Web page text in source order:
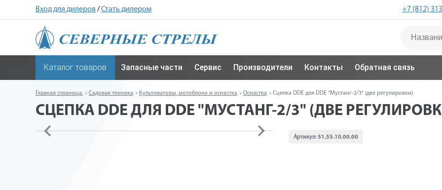
Вход для дилеров/Стать дилером +7 (812)
Каталог товаров Запасные части Сервис Производители Контакты Обратная связь
Главная страница. Садовая техника Культиваторы, мотоблоки и оснастка Оснастка Сцепка DDE для DDE "Мустанг-2/3" (две регулировки)
СЦЕПКА DDE ДЛЯ DDE "МУСТАНГ-2/3" (ДВЕ
Артикул:51.55.10.00.00